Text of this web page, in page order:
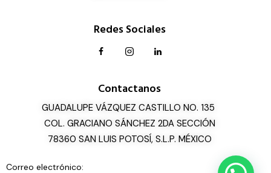
Redes Sociales
Contactanos
GUADALUPE VÁZQUEZ CASTILLO NO. 135
COL. GRACIANO SÁNCHEZ 2DA SECCIÓN
78360 SAN LUIS POTOSÍ, S.L.P. MÉXICO
Correo electrónico: